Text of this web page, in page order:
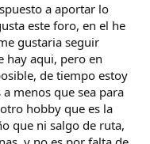
a aportar lo
este foro, en el he
gustaria seguir
hay aqui, pero en
de tiempo estoy
menos que sea para
hobby que es la
que ni salgo de ruta,